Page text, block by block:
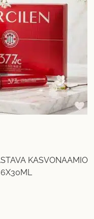
KASVONAAMIO